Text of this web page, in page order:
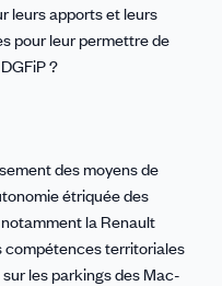
leurs apports et leurs
pour leur permettre de
?
des moyens de
étriquée des
la Renault
compétences territoriales
les parkings des Mac-